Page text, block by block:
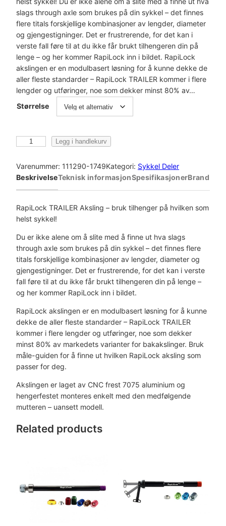
slags through axle som brukes på din sykkel – det finnes
flere titals forskjellige kombinasjoner av lengder, diameter
og gjengestigninger. Det er frustrerende, for det kan i
verste fall føre til at du ikke får brukt tilhengeren din på
lenge – og her kommer RapiLock inn i bildet. RapiLock
akslingen er en modulbasert løsning for å kunne dekke de
aller fleste standarder – RapiLock TRAILER kommer i flere
lengder og utføringer, noe som dekker minst 80% av…
Størrelse
p
i
c
k
a
p
i
L
o
c
k
T
R
A
I
L
R
M
T
1
2
Legg i handlekurv
Varenummer: 111290-1749Kategori: Sykkel Deler
BeskrivelseTeknisk informasjonSpesifikasjonerBrand
RapiLock TRAILER Aksling – bruk tilhenger på hvilken som
helst sykkel!
Du er ikke alene om å slite med å finne ut hva slags
through axle som brukes på din sykkel – det finnes flere
titals forskjellige kombinasjoner av lengder, diameter og
gjengestigninger. Det er frustrerende, for det kan i verste
fall føre til at du ikke får brukt tilhengeren din på lenge –
og her kommer RapiLock inn i bildet.
RapiLock akslingen er en modulbasert løsning for å kunne
dekke de aller fleste standarder – RapiLock TRAILER
kommer i flere lengder og utføringer, noe som dekker
minst 80% av markedets varianter for bakakslinger. Bruk
måle-guiden for å finne ut hvilken RapiLock aksling som
passer for deg.
Akslingen er laget av CNC frest 7075 aluminium og
hengerfestet monteres enkelt med den medfølgende
mutteren – uansett modell.
Related products